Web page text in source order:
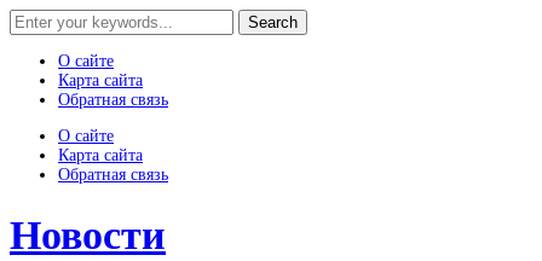
О сайте
Карта сайта
Обратная связь
О сайте
Карта сайта
Обратная связь
Новости